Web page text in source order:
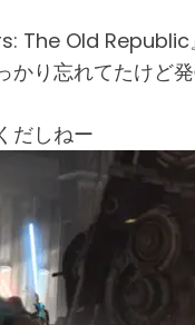
The Old Republic
り忘れてたけど
だしねー